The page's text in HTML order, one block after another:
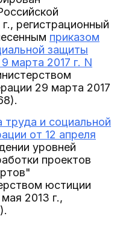
регистрационный
приказом
защиты
марта 2017 г. N
29 марта 2017
и социальной
от 12 апреля
уровней
проектов
юстиции
2013 г.,